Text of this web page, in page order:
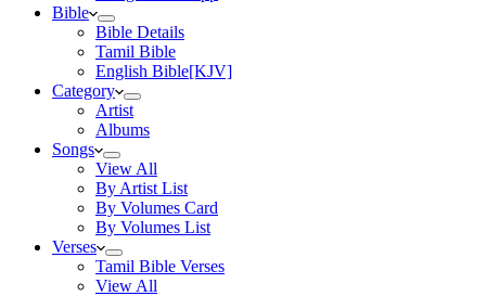
Bible
Bible Details
Tamil Bible
English Bible[KJV]
Category
Artist
Albums
Songs
View All
By Artist List
By Volumes Card
By Volumes List
Verses
Tamil Bible Verses
View All